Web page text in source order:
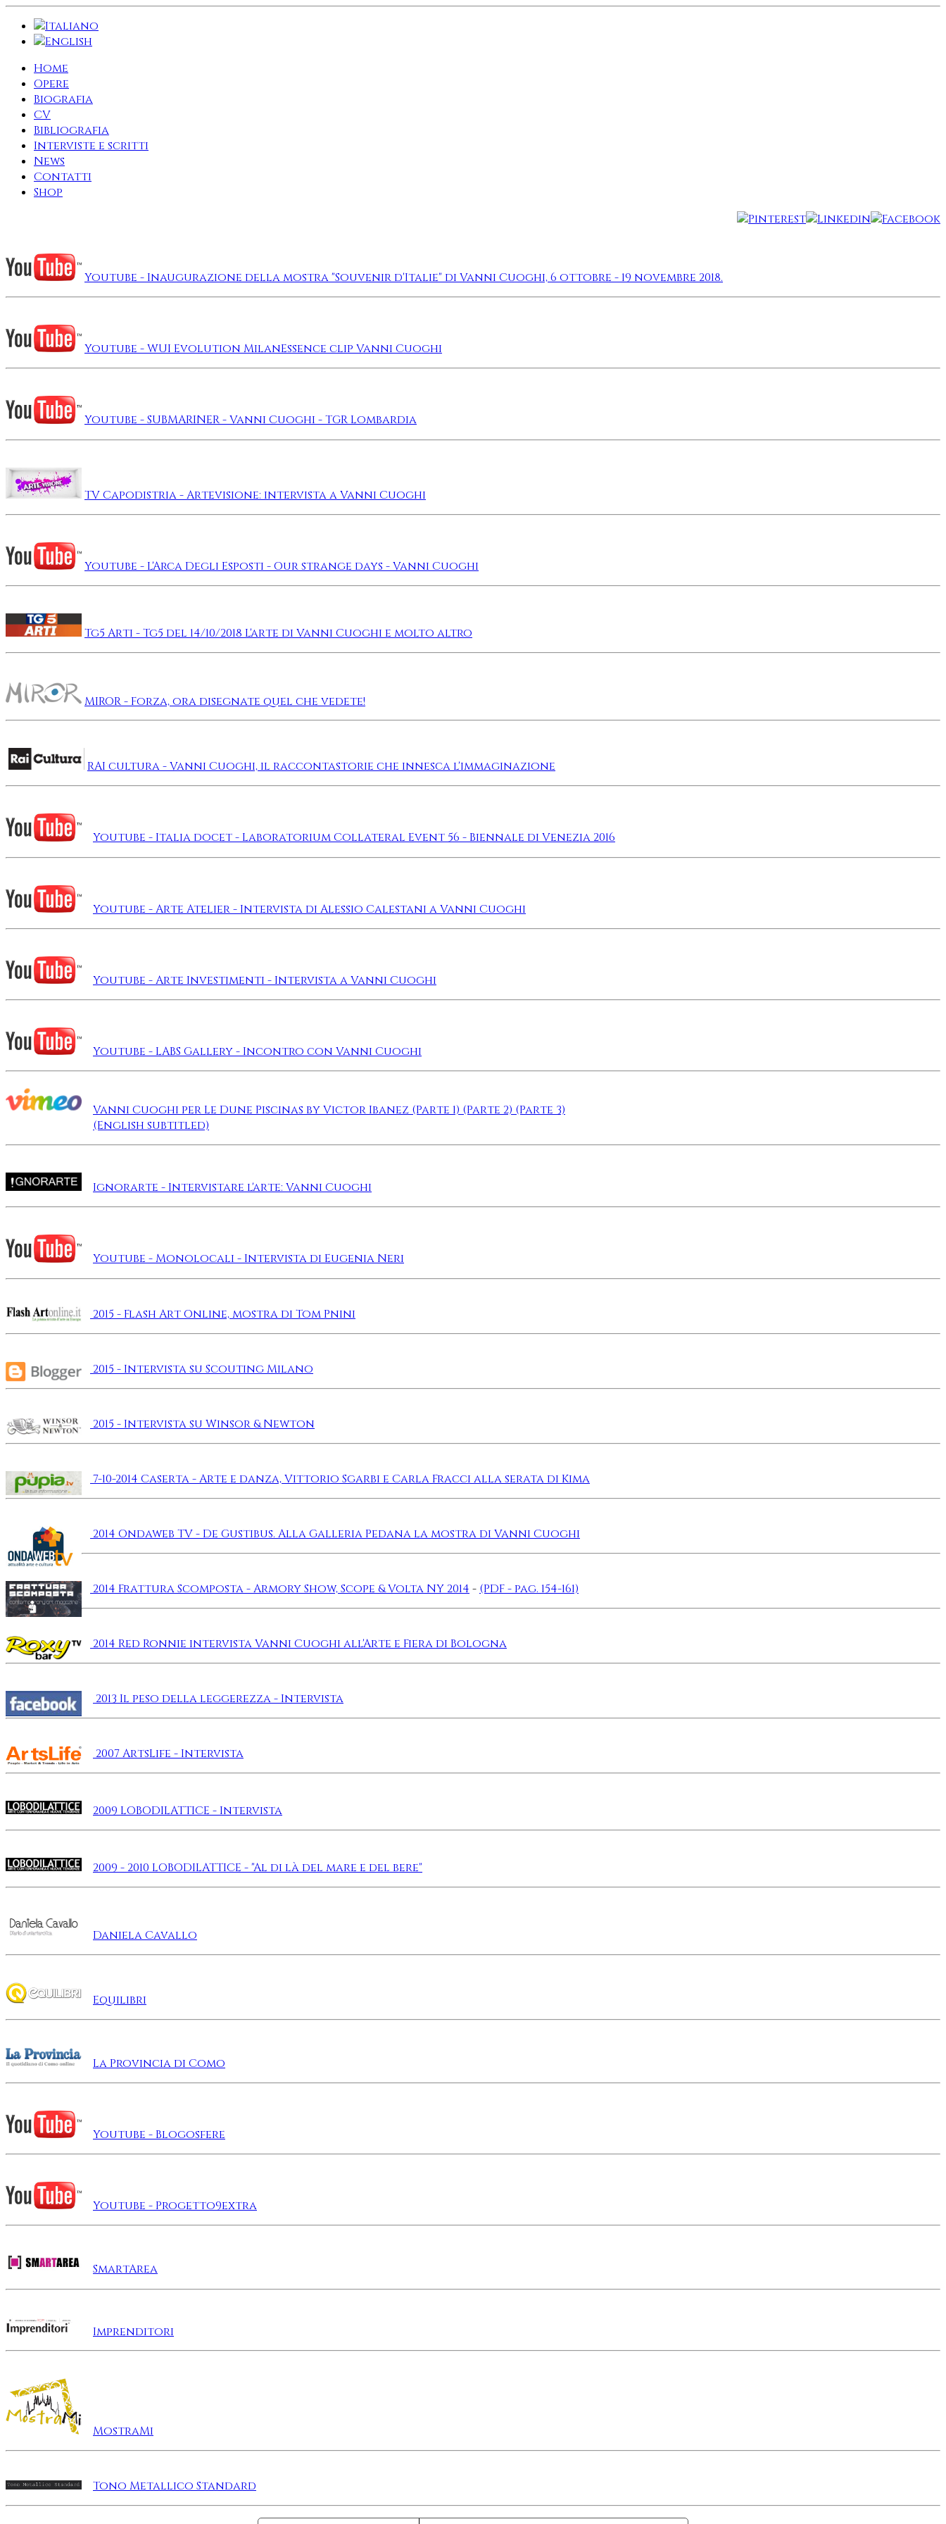
Home
Opere
Biografia
CV
Bibliografia
Interviste e scritti
News
Contatti
Shop
Youtube - Inaugurazione della mostra "Souvenir d'Italie" di Vanni Cuoghi, 6 ottobre - 19 novembre 2018.
Youtube - WUI Evolution MilanEssence clip Vanni Cuoghi
Youtube - SUBMARINER - Vanni Cuoghi - TGR Lombardia
TV Capodistria - Artevisione: intervista a Vanni Cuoghi
Youtube - L'Arca Degli Esposti - Our strange days - Vanni Cuoghi
Tg5 Arti - Tg5 del 14/10/2018 L'arte di Vanni Cuoghi e molto altro
MIROR - Forza, ora disegnate quel che vedete!
RAI cultura - Vanni Cuoghi, il raccontastorie che innesca l'immaginazione
Youtube - Italia docet - Laboratorium Collateral Event 56 - Biennale di Venezia 2016
Youtube - Arte Atelier - Intervista di Alessio Calestani a Vanni Cuoghi
Youtube - Arte Investimenti - Intervista a Vanni Cuoghi
Youtube - LABS Gallery - Incontro con Vanni Cuoghi
Vanni Cuoghi per Le Dune Piscinas by Victor Ibanez (Parte 1)(Parte 2)(Parte 3)
(English subtitled)
Ignorarte - Intervistare l'arte: Vanni Cuoghi
Youtube - Monolocali - Intervista di Eugenia Neri
2015 - Flash Art Online, mostra di Tom Pnini
2015 - Intervista su Scouting Milano
2015 - Intervista su Winsor & Newton
7-10-2014 Caserta - Arte e danza, Vittorio Sgarbi e Carla Fracci alla serata di Kima
2014 Ondaweb TV - De Gustibus. Alla Galleria Pedana la mostra di Vanni Cuoghi
2014 Frattura Scomposta - Armory Show, Scope & Volta NY 2014 - (PDF - pag. 154-161)
2014 Red Ronnie intervista Vanni Cuoghi all'Arte e Fiera di Bologna
2013 Il peso della leggerezza - Intervista
2007 ArtsLife - Intervista
2009 LOBODILATTICE - Intervista
2009 - 2010 LOBODILATTICE - "Al di là del mare e del bere"
Daniela Cavallo
Equilibri
La Provincia di Como
Youtube - Blogosfere
Youtube - Progetto9extra
SmartArea
Imprenditori
MostraMi
Tono Metallico Standard